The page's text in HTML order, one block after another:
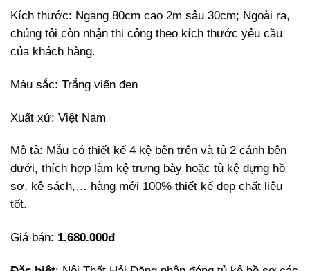
Kích thước: Ngang 80cm cao 2m sâu 30cm; Ngoài ra,
chúng tôi còn nhận thi công theo kích thước yêu cầu
của khách hàng.
Màu sắc: Trắng viến đen
Xuất xứ: Việt Nam
Mô tả: Mẫu có thiết kế 4 kệ bên trên và tủ 2 cánh bên
dưới, thích hợp làm kệ trưng bày hoặc tủ kệ đựng hồ
sơ, kệ sách,… hàng mới 100% thiết kế đẹp chất liệu
tốt.
Giá bán: 1.680.000đ